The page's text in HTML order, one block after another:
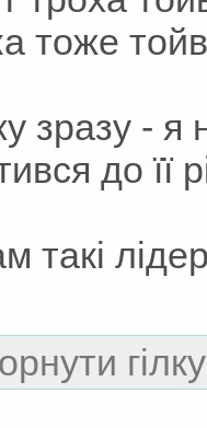
тоже
зразу - я
до її
такі